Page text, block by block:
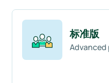
标准版